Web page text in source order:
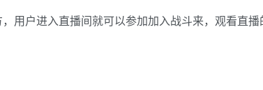
用户进入直播间就可以参加加入战斗来，观看直